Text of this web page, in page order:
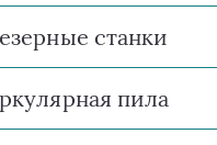
станки
пила